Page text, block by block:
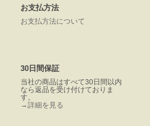
お支払方法
お支払方法について
30日間保証
当社の商品はすべて30日間以内
なら返品を受け付けておりま
す。
→詳細を見る